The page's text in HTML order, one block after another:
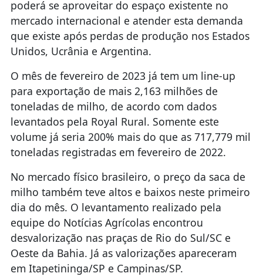
mercado internacional e atender esta demanda
que existe após perdas de produção nos Estados
Unidos, Ucrânia e Argentina.
O mês de fevereiro de 2023 já tem um line-up
para exportação de mais 2,163 milhões de
toneladas de milho, de acordo com dados
levantados pela Royal Rural. Somente este
volume já seria 200% mais do que as 717,779 mil
toneladas registradas em fevereiro de 2022.
No mercado físico brasileiro, o preço da saca de
milho também teve altos e baixos neste primeiro
dia do mês. O levantamento realizado pela
equipe do Notícias Agrícolas encontrou
desvalorização nas praças de Rio do Sul/SC e
Oeste da Bahia. Já as valorizações apareceram
em Itapetininga/SP e Campinas/SP.